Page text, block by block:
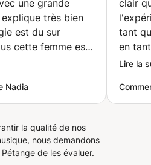
lyrique avec
cum laude).
une grande
est du sur
cette femme est
super gentille
cours on apprend
Quel plaisir
les
Nadia
clair
tant
en
plaisir
Lire la
la qualité de nos
nous demandons
de les évaluer.